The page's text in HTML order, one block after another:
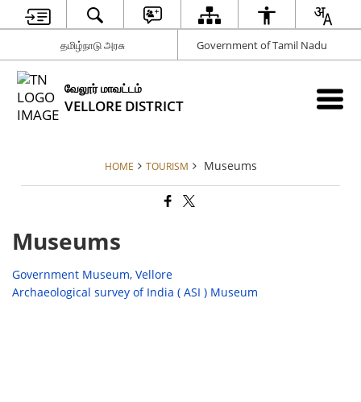
தமிழ்நாடு அரசு Government of Tamil Nadu
வேலூர் மாவட்டம்
VELLORE DISTRICT
HOME TOURISM Museums
Museums
Government Museum, Vellore
Archaeological survey of India ( ASI ) Museum